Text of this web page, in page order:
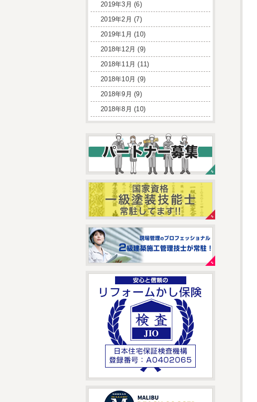
2019年3月 (6)
2019年2月 (7)
2019年1月 (10)
2018年12月 (9)
2018年11月 (11)
2018年10月 (9)
2018年9月 (9)
2018年8月 (10)